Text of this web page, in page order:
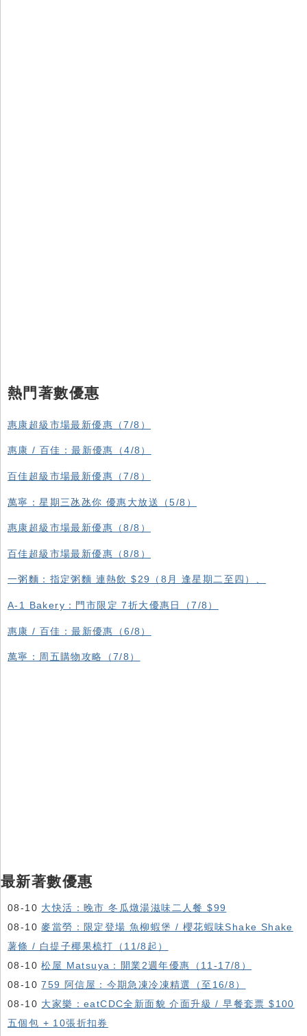
熱門著數優惠
惠康超級市場最新優惠（7/8）
惠康 / 百佳：最新優惠（4/8）
百佳超級市場最新優惠（7/8）
萬寧：星期三氹氹你 優惠大放送（5/8）
惠康超級市場最新優惠（8/8）
百佳超級市場最新優惠（8/8）
一粥麵：指定粥麵 連熱飲 $29（8月 逢星期二至四）、
A-1 Bakery：門市限定 7折大優惠日（7/8）
惠康 / 百佳：最新優惠（6/8）
萬寧：周五購物攻略（7/8）
最新著數優惠
08-10 大快活：晚市 冬瓜燉湯滋味二人餐 $99
08-10麥當勞：限定登場 魚柳蝦堡 / 櫻花蝦味Shake Shake
薯條 / 白提子椰果梳打（11/8起）
08-10松屋 Matsuya：開業2週年優惠（11-17/8）
08-10759 阿信屋：今期急凍冷凍精選（至16/8）
08-10 大家樂：eatCDC全新面貌 介面升級 / 早餐套票 $100
五個包 + 10張折扣券